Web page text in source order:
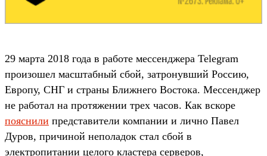
29 марта 2018 года в работе мессенджера Telegram
произошел масштабный сбой, затронувший Россию,
Европу, СНГ и страны Ближнего Востока. Мессенджер
не работал на протяжении трех часов. Как вскоре
пояснили представители компании и лично Павел
Дуров, причиной неполадок стал сбой в
электропитании целого кластера серверов,